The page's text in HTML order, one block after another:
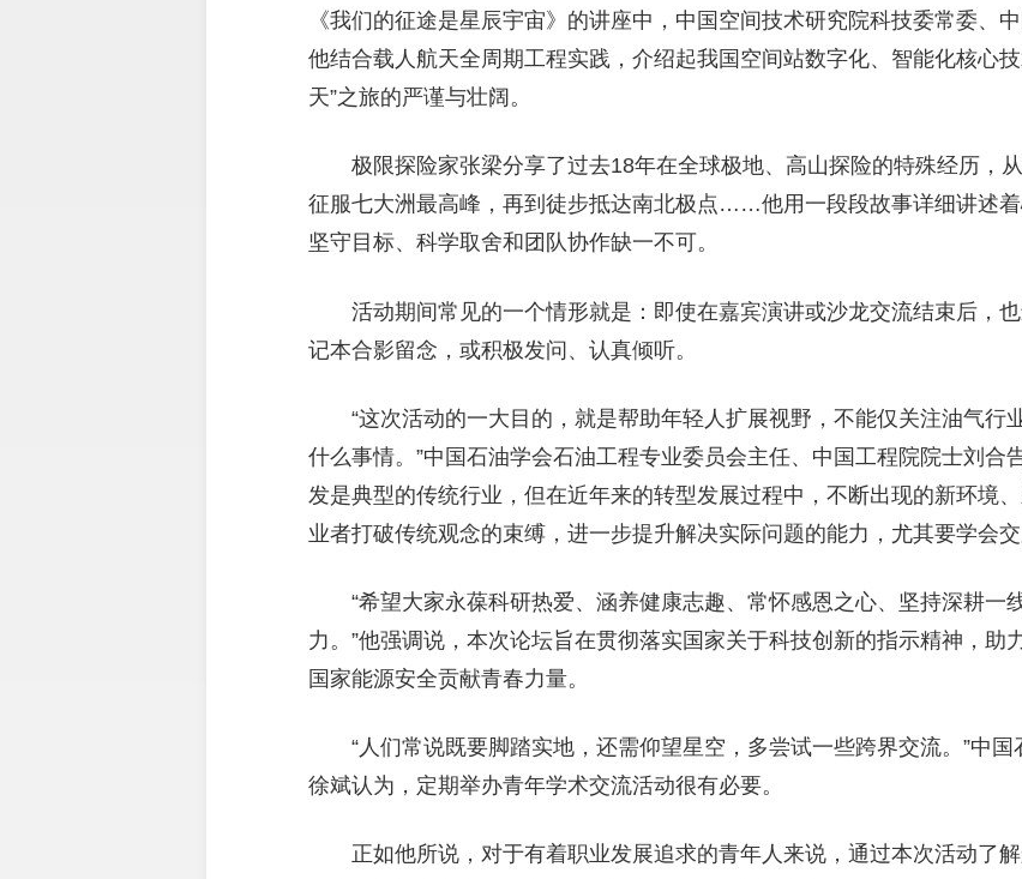
《我们的征途是星辰宇宙》的讲座中，中国空间技术研究院科技委常委、
他结合载人航天全周期工程实践，介绍起我国空间站数字化、智能化核心技
天”之旅的严谨与壮阔。
极限探险家张梁分享了过去18年在全球极地、高山探险的特殊经历，
征服七大洲最高峰，再到徒步抵达南北极点……他用一段段故事详细讲述着
坚守目标、科学取舍和团队协作缺一不可。
活动期间常见的一个情形就是：即使在嘉宾演讲或沙龙交流结束后，
记本合影留念，或积极发问、认真倾听。
“这次活动的一大目的，就是帮助年轻人扩展视野，不能仅关注油气行
什么事情。”中国石油学会石油工程专业委员会主任、中国工程院院士刘合
发是典型的传统行业，但在近年来的转型发展过程中，不断出现的新环境
业者打破传统观念的束缚，进一步提升解决实际问题的能力，尤其要学会交
“希望大家永葆科研热爱、涵养健康志趣、常怀感恩之心、坚持深耕一
力。”他强调说，本次论坛旨在贯彻落实国家关于科技创新的指示精神，助
国家能源安全贡献青春力量。
“人们常说既要脚踏实地，还需仰望星空，多尝试一些跨界交流。”中
徐斌认为，定期举办青年学术交流活动很有必要。
正如他所说，对于有着职业发展追求的青年人来说，通过本次活动了